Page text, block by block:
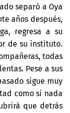
separó a Oya
años después,
regresa a su
de su instituto.
todas
Pese a sus
sigue muy
como si nada
que detrás